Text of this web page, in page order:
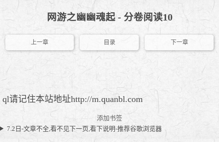
网游之幽幽魂起 - 分卷阅读10
上一章 目录 下一章
ql请记住本站地址http://m.quanbl.com
添加书签
7.2日-文章不全,看不见下一页,看下说明-推荐谷歌浏览器